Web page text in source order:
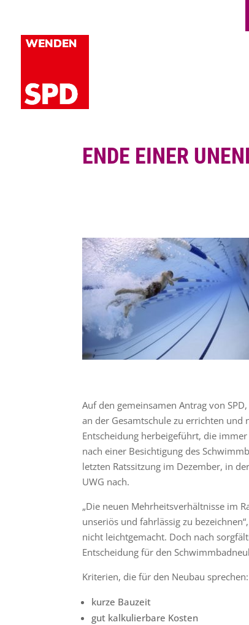
ENDE EINER
Auf den gemeinsamen Antrag von
an der Gesamtschule zu errichten
Entscheidung herbeigeführt, die
nach einer Besichtigung des
letzten Ratssitzung im Dezember, in
UWG nach.
„Die neuen Mehrheitsverhältnisse im
unseriös und fahrlässig zu
nicht leichtgemacht. Doch nach
Entscheidung für den
Kriterien, die für den Neubau sprechen:
kurze Bauzeit
gut kalkulierbare Kosten